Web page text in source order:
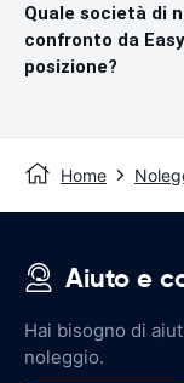
Quale società di
confronto da
posizione?
Home
Aiuto e
Hai bisogno di
noleggio.